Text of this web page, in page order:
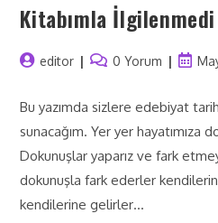
Kitabımla
editor 0 Yorum
Bu yazımda sizlere edebiyat
sunacağım. Yer yer hayatımıza
Dokunuşlar yaparız ve fark
dokunuşla fark ederler
kendilerine gelirler…